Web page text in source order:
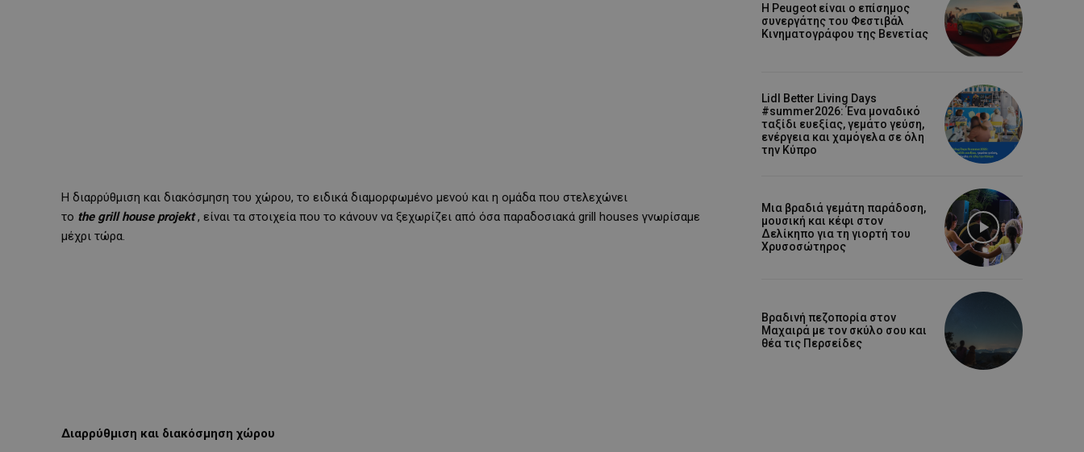
Η διαρρύθμιση και διακόσμηση του χώρου, το ειδικά διαμορφωμένο μενού και η ομάδα που στελεχώνει
το thegrillhouseprojekt, είναι τα στοιχεία που το κάνουν να ξεχωρίζει από όσα παραδοσιακά grill houses γνωρίσαμε
μέχρι τώρα.
Διαρρύθμιση και διακόσμηση χώρου
Η Peugeot είναι ο επίσημος
συνεργάτης του Φεστιβάλ
Κινηματογράφου της Βενετίας
Lidl Better Living Days
#summer2026: Ένα μοναδικό
ταξίδι ευεξίας, γεμάτο γεύση,
ενέργεια και χαμόγελα σε όλη
την Κύπρο
Μια βραδιά γεμάτη παράδοση,
μουσική και κέφι στον
Δελίκηπο για τη γιορτή του
Χρυσοσώτηρος
Βραδινή πεζοπορία στον
Μαχαιρά με τον σκύλο σου και
θέα τις Περσείδες